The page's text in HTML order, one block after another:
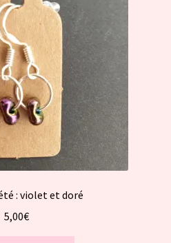
: violet et doré
5,00€